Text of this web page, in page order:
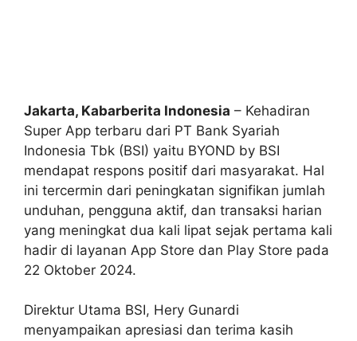
Jakarta, Kabarberita Indonesia – Kehadiran
Super App terbaru dari PT Bank Syariah
Indonesia Tbk (BSI) yaitu BYOND by BSI
mendapat respons positif dari masyarakat. Hal
ini tercermin dari peningkatan signifikan jumlah
unduhan, pengguna aktif, dan transaksi harian
yang meningkat dua kali lipat sejak pertama kali
hadir di layanan App Store dan Play Store pada
22 Oktober 2024.
Direktur Utama BSI, Hery Gunardi
menyampaikan apresiasi dan terima kasih